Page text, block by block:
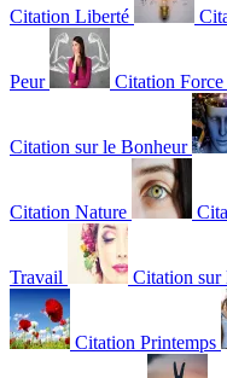
Citation Liberté
Peur Citation Force
Citation sur le Bonheur
Citation Nature
Travail Citation sur
Citation Printemps